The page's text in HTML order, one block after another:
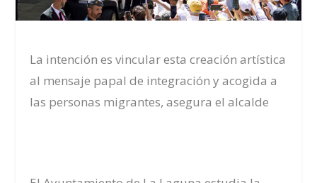
La intención es vincular esta creación artística
al mensaje papal de integración y acogida a
las personas migrantes, asegura el alcalde